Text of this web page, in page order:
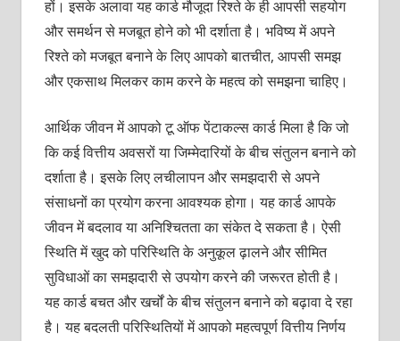
हों। इसके अलावा यह कार्ड मौजूदा रिश्‍ते के ही आपसी सहयोग
और समर्थन से मजबूत होने को भी दर्शाता है। भविष्‍य में अपने
रिश्‍ते को मजबूत बनाने के लिए आपको बातचीत, आपसी समझ
और एकसाथ मिलकर काम करने के महत्‍व को समझना चाहिए।
आर्थिक जीवन में आपको टू ऑफ पेंटाकल्‍स कार्ड मिला है कि जो
कि कई वित्तीय अवसरों या जिम्‍मेदारियों के बीच संतुलन बनाने को
दर्शाता है। इसके लिए लचीलापन और समझदारी से अपने
संसाधनों का प्रयोग करना आवश्‍यक होगा। यह कार्ड आपके
जीवन में बदलाव या अनिश्चितता का संकेत दे सकता है। ऐसी
स्थिति में खुद को परिस्थिति के अनुकूल ढ़ालने और सीमित
सुविधाओं का समझदारी से उपयोग करने की जरूरत होती है।
यह कार्ड बचत और खर्चों के बीच संतुलन बनाने को बढ़ावा दे रहा
है। यह बदलती परिस्थितियों में आपको महत्‍वपूर्ण वित्तीय निर्णय